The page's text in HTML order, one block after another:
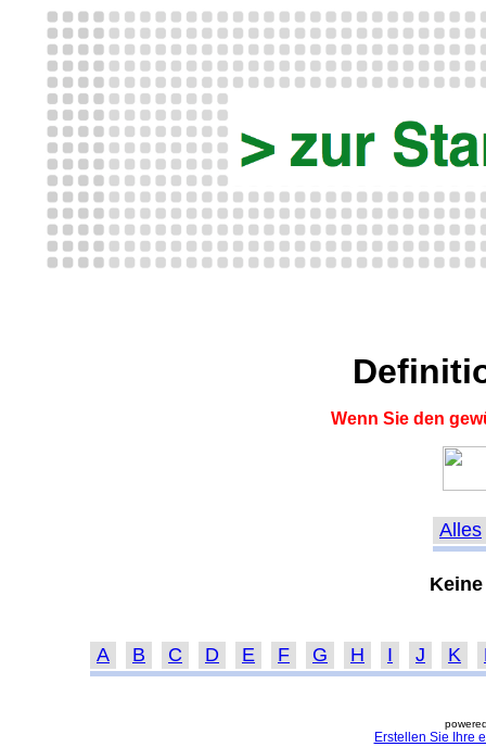
Wenn Sie den
Alles
A B C D E F G H I J K
Erstellen Sie Ihre